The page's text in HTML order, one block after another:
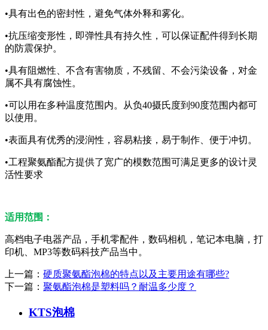
•具有出色的密封性，避免气体外释和雾化。
•抗压缩变形性，即弹性具有持久性，可以保证配件得到长期
的防震保护。
•具有阻燃性、不含有害物质，不残留、不会污染设备，对金
属不具有腐蚀性。
•可以用在多种温度范围内。从负40摄氏度到90度范围内都可
以使用。
•表面具有优秀的浸润性，容易粘接，易于制作、便于冲切。
•工程聚氨酯配方提供了宽广的模数范围可满足更多的设计灵
活性要求
适用范围：
高档电子电器产品，手机零配件，数码相机，笔记本电脑，打
印机、MP3等数码科技产品当中。
上一篇： 硬质聚氨酯泡棉的特点以及主要用途有哪些?
下一篇： 聚氨酯泡棉是塑料吗？耐温多少度？
KTS泡棉